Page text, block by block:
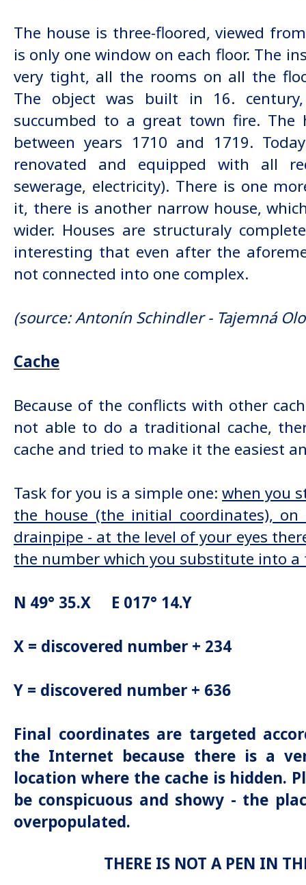
The house is three-floored, viewed
is only one window on each floor. The
very tight, all the rooms on all the
The object was built in 16.
succumbed to a great town fire. The
between years 1710 and 1719.
renovated and equipped with all
sewerage, electricity). There is one
it, there is another narrow house,
wider. Houses are structuraly
interesting that even after the
not connected into one complex.
(source: Antonín Schindler - Tajemná
Cache
Because of the conflicts with other
not able to do a traditional cache,
cache and tried to make it the easiest
Task for you is a simple one: when you
the house (the initial coordinates),
drainpipe - at the level of your eyes
the number which you substitute into
N 49° 35.X E 017° 14.Y
X = discovered number + 234
Y = discovered number + 636
Final coordinates are targeted
the Internet because there is a
location where the cache is hidden.
be conspicuous and showy - the
overpopulated.
THERE IS NOT A PEN IN